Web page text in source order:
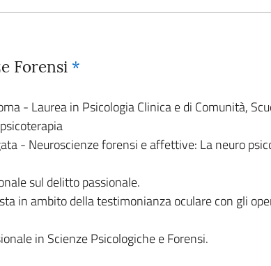
Forensi *
- Laurea in Psicologia Clinica e di Comunità,
- Neuroscienze forensi e affettive: La neuro
sul delitto passionale.
in ambito della testimonianza oculare con gli
in Scienze Psicologiche e Forensi.